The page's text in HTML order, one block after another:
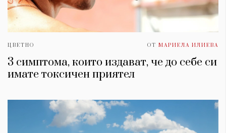
ЦВЕТНО ОТ МАРИЕЛА ИЛИЕВА
3 симптома, които издават, че до себе си
имате токсичен приятел